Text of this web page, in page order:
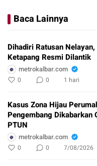
Baca Lainnya
Dihadiri Ratusan
Ketapang Resmi Dilantik
metrokalbar.com
0 0 1 hari
Kasus Zona Hijau
Pengembang Dikabarkan
PTUN
metrokalbar.com
0 0 7/08/2026